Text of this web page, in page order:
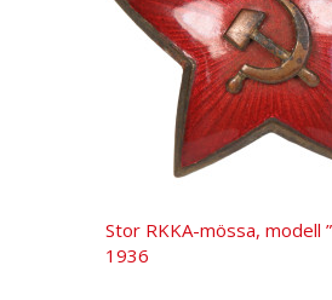
Stor RKKA-mössa, modell
1936